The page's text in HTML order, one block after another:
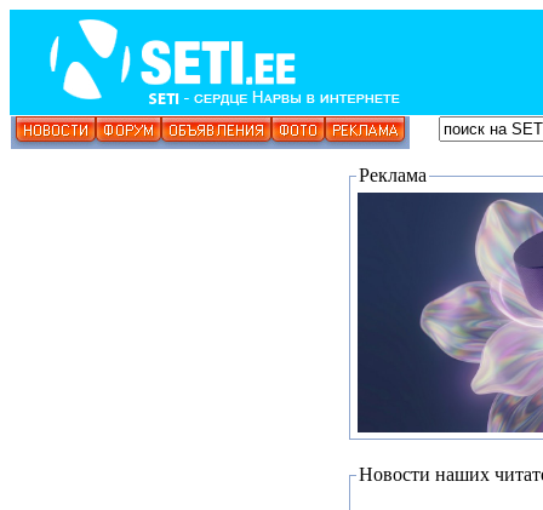
Реклама
Новости наших